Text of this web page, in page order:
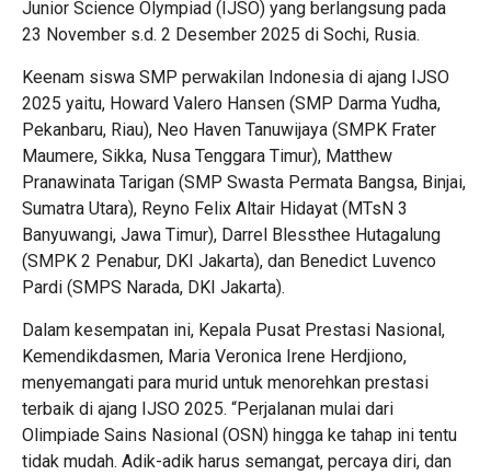
Junior Science Olympiad (IJSO) yang berlangsung pada
23 November s.d. 2 Desember 2025 di Sochi, Rusia.
Keenam siswa SMP perwakilan Indonesia di ajang IJSO
2025 yaitu, Howard Valero Hansen (SMP Darma Yudha,
Pekanbaru, Riau), Neo Haven Tanuwijaya (SMPK Frater
Maumere, Sikka, Nusa Tenggara Timur), Matthew
Pranawinata Tarigan (SMP Swasta Permata Bangsa, Binjai,
Sumatra Utara), Reyno Felix Altair Hidayat (MTsN 3
Banyuwangi, Jawa Timur), Darrel Blessthee Hutagalung
(SMPK 2 Penabur, DKI Jakarta), dan Benedict Luvenco
Pardi (SMPS Narada, DKI Jakarta).
Dalam kesempatan ini, Kepala Pusat Prestasi Nasional,
Kemendikdasmen, Maria Veronica Irene Herdjiono,
menyemangati para murid untuk menorehkan prestasi
terbaik di ajang IJSO 2025. “Perjalanan mulai dari
Olimpiade Sains Nasional (OSN) hingga ke tahap ini tentu
tidak mudah. Adik-adik harus semangat, percaya diri, dan